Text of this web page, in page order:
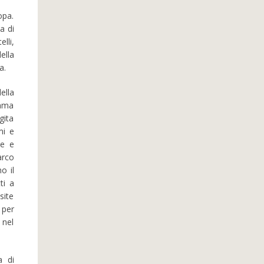
di
e
e
il
a
di